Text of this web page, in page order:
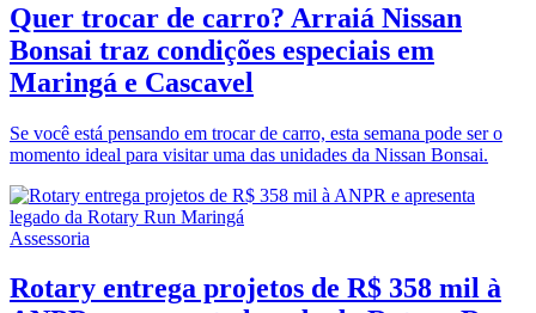
Quer trocar de carro? Arraiá Nissan
Bonsai traz condições especiais em
Maringá e Cascavel
Se você está pensando em trocar de carro, esta semana pode ser o
momento ideal para visitar uma das unidades da Nissan Bonsai.
Assessoria
Rotary entrega projetos de R$ 358 mil à